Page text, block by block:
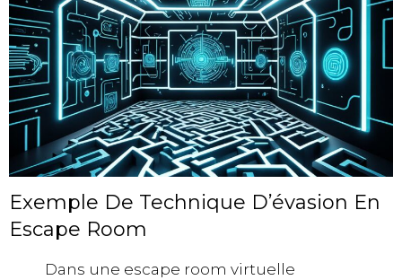
Exemple De Technique D’évasion En
Escape Room
Dans une escape room virtuelle